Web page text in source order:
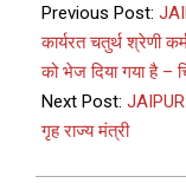
Previous Post:
कार्यरत चतुर्थ श्रेणी
को भेज दिया गया है –
Next Post:
गृह राज्य मंत्री